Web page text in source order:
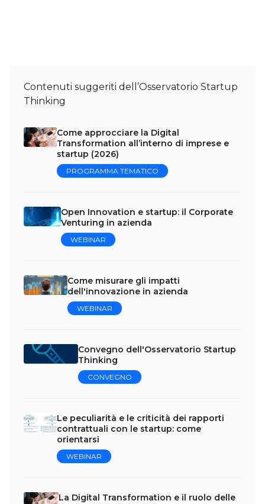
Contenuti suggeriti dell’Osservatorio Startup
Thinking
Come approcciare la Digital
Transformation all’interno di imprese e
startup (2026)
PROGRAMMA TEMATICO
Open Innovation e startup: il Corporate
Venturing in azienda
WEBINAR
Come misurare gli impatti
dell'innovazione in azienda
WEBINAR
Convegno dell'Osservatorio Startup
Thinking
CONVEGNO
Le peculiarità e le criticità dei rapporti
contrattuali con le startup: come
orientarsi
WEBINAR
La Digital Transformation e il ruolo delle